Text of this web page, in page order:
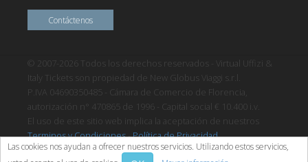
Contáctenos
© 2007-2026 Todos los derechos reservados - Virtual Uffizi &
Italy Tickets son propiedad de New Globus Viaggi s.r.l.
P.IVA 04690350485 - Cámara de Comercio de Florencia,
autorización n° 470865 de 1996 - Capital social € 10.400 i.v.
El uso de este sitio web implica la aceptación de nuestros
Terminos y Condiciones-Política de Privacidad
Las cookies nos ayudan a ofrecer nuestros servicios. Utilizando estos servicios,